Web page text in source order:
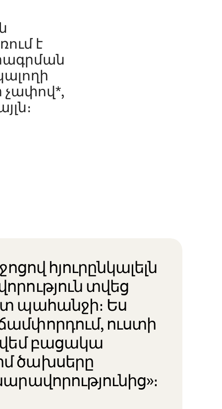
է
չափով*,
հյուրընկալելն
տվեց
պահանջի։ Ես
ուստի
բացակա
ծախսերը